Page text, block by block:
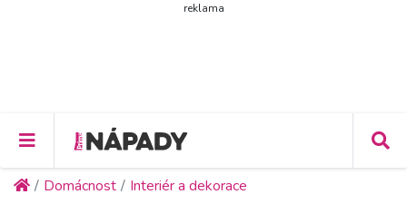
reklama
Domácnost Interiér a dekorace